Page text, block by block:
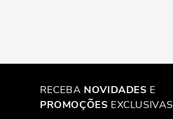
RECEBA NOVIDADES E
PROMOÇÕES EXCLUSIVAS